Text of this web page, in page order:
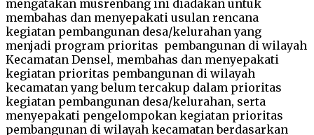
mengatakan musrenbang ini diadakan untuk
membahas dan menyepakati usulan rencana
kegiatan pembangunan desa/kelurahan yang
menjadi program prioritas pembangunan di wilayah
Kecamatan Densel, membahas dan menyepakati
kegiatan prioritas pembangunan di wilayah
kecamatan yang belum tercakup dalam prioritas
kegiatan pembangunan desa/kelurahan, serta
menyepakati pengelompokan kegiatan prioritas
pembangunan di wilayah kecamatan berdasarkan